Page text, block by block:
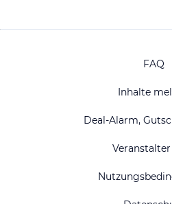
FAQ
Inhalte
Deal-Alarm,
Veranstalter